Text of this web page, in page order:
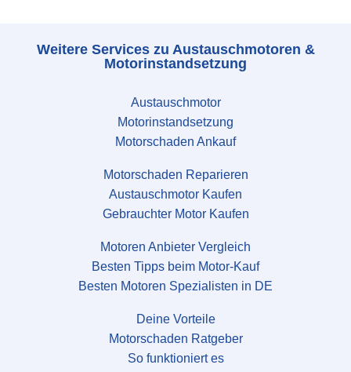
Weitere Services zu Austauschmotoren &
Motorinstandsetzung
Austauschmotor
Motorinstandsetzung
Motorschaden Ankauf
Motorschaden Reparieren
Austauschmotor Kaufen
Gebrauchter Motor Kaufen
Motoren Anbieter Vergleich
Besten Tipps beim Motor-Kauf
Besten Motoren Spezialisten in DE
Deine Vorteile
Motorschaden Ratgeber
So funktioniert es